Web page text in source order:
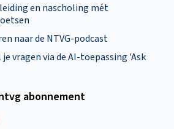
en nascholing mét
naar de NTVG-podcast
vragen via de AI-toepassing 'Ask
abonnement